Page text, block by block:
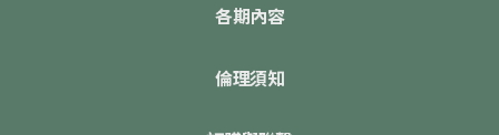
各期內容
倫理須知